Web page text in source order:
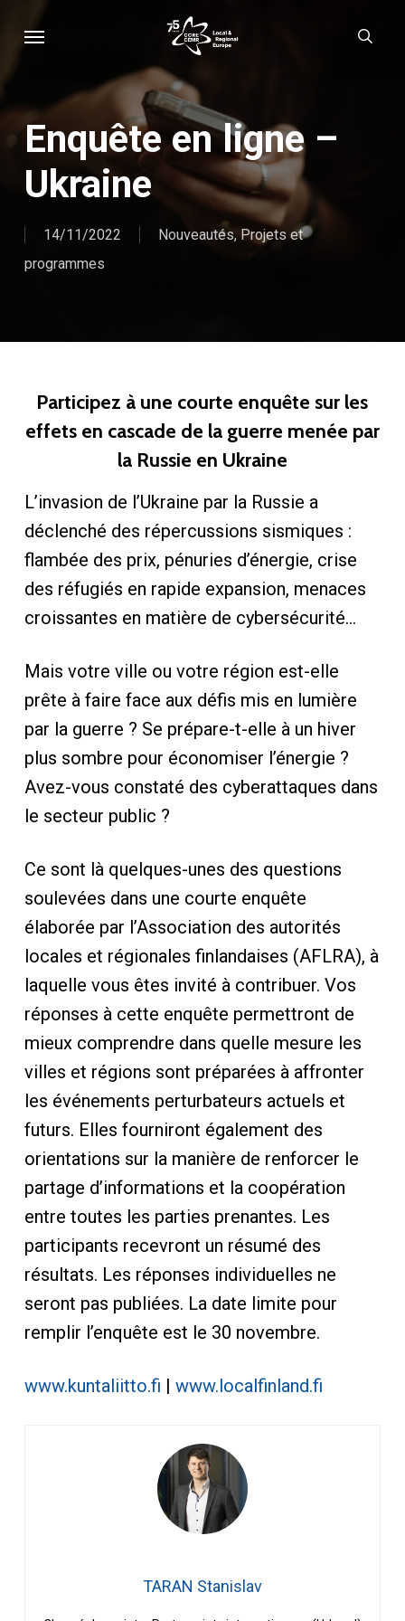
Enquête en ligne –
Ukraine
14/11/2022 Nouveautés, Projets et
programmes
Participez à une courte enquête sur les
effets en cascade de la guerre menée par
la Russie en Ukraine
L’invasion de l’Ukraine par la Russie a
déclenché des répercussions sismiques :
flambée des prix, pénuries d’énergie, crise
des réfugiés en rapide expansion, menaces
croissantes en matière de cybersécurité…
Mais votre ville ou votre région est-elle
prête à faire face aux défis mis en lumière
par la guerre ? Se prépare-t-elle à un hiver
plus sombre pour économiser l’énergie ?
Avez-vous constaté des cyberattaques dans
le secteur public ?
Ce sont là quelques-unes des questions
soulevées dans une courte enquête
élaborée par l’Association des autorités
locales et régionales finlandaises (AFLRA), à
laquelle vous êtes invité à contribuer. Vos
réponses à cette enquête permettront de
mieux comprendre dans quelle mesure les
villes et régions sont préparées à affronter
les événements perturbateurs actuels et
futurs. Elles fourniront également des
orientations sur la manière de renforcer le
partage d’informations et la coopération
entre toutes les parties prenantes. Les
participants recevront un résumé des
résultats. Les réponses individuelles ne
seront pas publiées. La date limite pour
remplir l’enquête est le 30 novembre.
www.kuntaliitto.fi | www.localfinland.fi
TARAN Stanislav